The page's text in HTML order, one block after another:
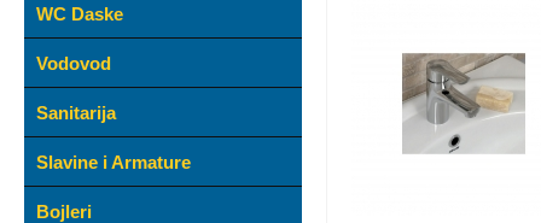
WC Daske
Vodovod
Sanitarija
Slavine i Armature
Bojleri